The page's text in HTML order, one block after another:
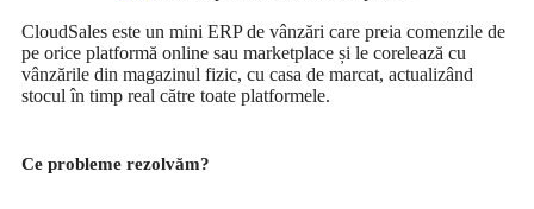
CloudSales este un mini ERP de vânzări care preia comenzile de
pe orice platformă online sau marketplace și le corelează cu
vânzările din magazinul fizic, cu casa de marcat, actualizând
stocul în timp real către toate platformele.
Ce probleme rezolvăm?